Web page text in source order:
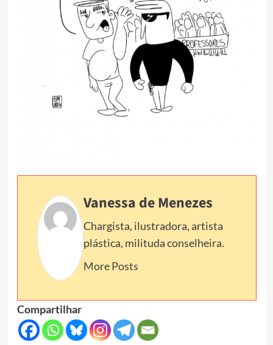
Vanessa de Menezes
Chargista, ilustradora, artista
plástica, milituda conselheira.
More Posts
Compartilhar